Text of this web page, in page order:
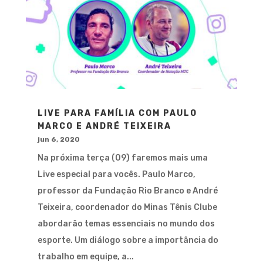
LIVE PARA FAMÍLIA COM PAULO
MARCO E ANDRÉ TEIXEIRA
jun 6, 2020
Na próxima terça (09) faremos mais uma
Live especial para vocês. Paulo Marco,
professor da Fundação Rio Branco e André
Teixeira, coordenador do Minas Tênis Clube
abordarão temas essenciais no mundo dos
esporte. Um diálogo sobre a importância do
trabalho em equipe, a...